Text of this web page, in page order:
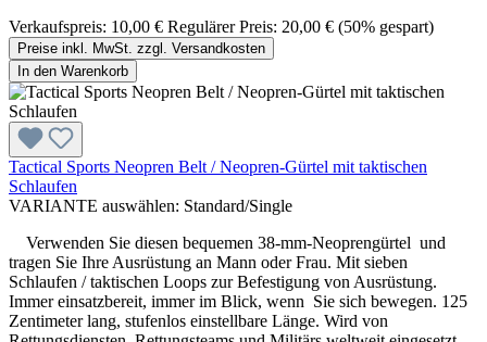
Verkaufspreis: 10,00 € Regulärer Preis: 20,00 € (50% gespart)
Preise inkl. MwSt. zzgl. Versandkosten
In den Warenkorb
Tactical Sports Neopren Belt / Neopren-Gürtel mit taktischen
Schlaufen
VARIANTE auswählen: Standard/Single
Verwenden Sie diesen bequemen 38-mm-Neoprengürtel und
tragen Sie Ihre Ausrüstung an Mann oder Frau. Mit sieben
Schlaufen / taktischen Loops zur Befestigung von Ausrüstung.
Immer einsatzbereit, immer im Blick, wenn Sie sich bewegen. 125
Zentimeter lang, stufenlos einstellbare Länge. Wird von